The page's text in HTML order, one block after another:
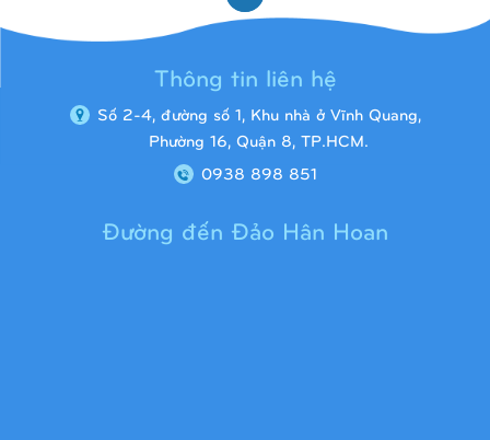
Thông tin liên hệ
Số 2-4, đường số 1, Khu nhà ở Vĩnh Quang,
Phường 16, Quận 8, TP.HCM.
0938 898 851
Đường đến Đảo Hân Hoan